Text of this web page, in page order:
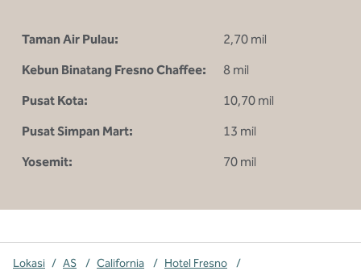
Taman Air Pulau:
2,70 mil
Kebun Binatang Fresno Chaffee:
8 mil
Pusat Kota:
10,70 mil
Pusat Simpan Mart:
13 mil
Yosemit:
70 mil
Lokasi / AS / California / Hotel Fresno
/